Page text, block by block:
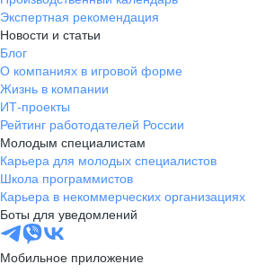
Экспертная рекомендация
Новости и статьи
Блог
О компаниях в игровой форме
Жизнь в компании
ИТ-проекты
Рейтинг работодателей России
Молодым специалистам
Карьера для молодых специалистов
Школа программистов
Карьера в некоммерческих организациях
Боты для уведомлений
Мобильное приложение